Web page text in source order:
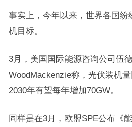
事实上，今年以来，世界各国纷
机目标。
3月，美国国际能源咨询公司伍
WoodMackenzie称，光伏装机
2030年有望每年增加70GW。
同样是在3月，欧盟SPE公布《